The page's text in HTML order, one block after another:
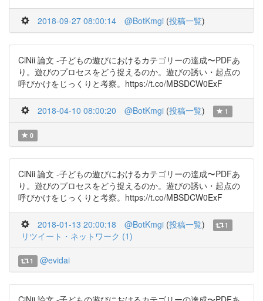
2018-09-27 08:00:14 @BotKmgi (投稿一覧)
CiNii 論文 -子どもの遊びにおけるカテゴリーの達成〜PDFあ
り。遊びのプロセスをどう捉えるのか。遊びの誘い・起点の
呼びかけをじっくりと考察。https://t.co/MBSDCW0ExF
2018-04-10 08:00:20 @BotKmgi (投稿一覧) 1
0
CiNii 論文 -子どもの遊びにおけるカテゴリーの達成〜PDFあ
り。遊びのプロセスをどう捉えるのか。遊びの誘い・起点の
呼びかけをじっくりと考察。https://t.co/MBSDCW0ExF
2018-01-13 20:00:18 @BotKmgi (投稿一覧) 1
リツイート・ネットワーク (1)
1 @evidai